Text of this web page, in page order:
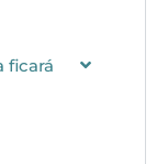
ficará